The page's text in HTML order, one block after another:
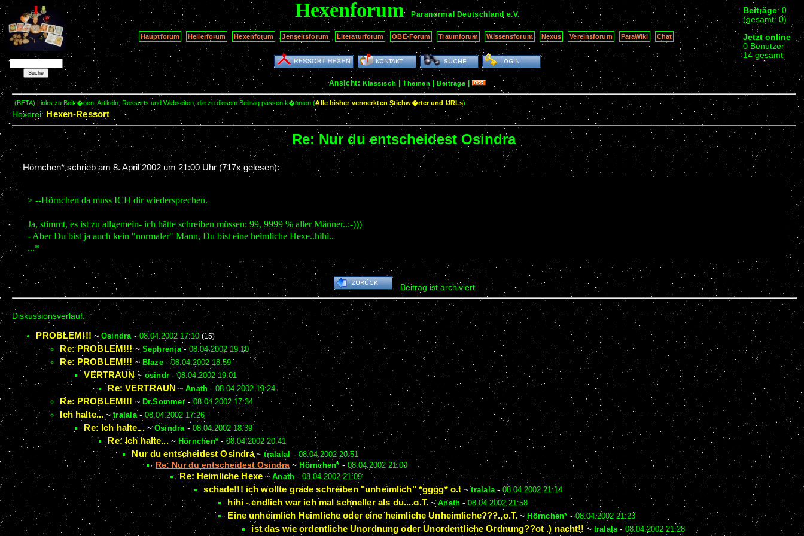
Beiträge: 0
(gesamt: 0)
Jetzt online
0 Benutzer
14 gesamt
Hexenforum Paranormal Deutschland e.V.
Hauptforum Heilerforum Hexenforum Jenseitsforum Literaturforum OBE-Forum Traumforum Wissensforum Nexus Vereinsforum ParaWiki Chat
Ansicht:Klassisch Themen |Beiträge |
(BETA) Links zu Beitr�gen, Artikeln, Ressorts und Webseiten, die zu diesem Beitrag passen k�nnten (Alle bisher vermerkten Stichw�rter und URLs):
Hexerei: Hexen-Ressort
Re: Nur du entscheidest Osindra
Hörnchen* schrieb am8. April 2002 um 21:00 Uhr (717x gelesen):
> --Hörnchen da muss ICH dir wiedersprechen.
Ja, stimmt, es ist zu allgemein- ich hätte schreiben müssen: 99, 9999 % aller Männer..:-)))
- Aber Du bist ja auch kein "normaler" Mann, Du bist eine heimliche Hexe..hihi..
...*
Beitrag ist archiviert
Diskussionsverlauf:
PROBLEM!!! ~ Osindra -08.04.2002 17:10 (15)
Re: PROBLEM!!! ~ Sephrenia-08.04.2002 19:10
Re: PROBLEM!!!~ Blaze-08.04.2002 18:59
VERTRAUN ~osindr -08.04.2002 19:01
Re: VERTRAUN ~Anath -08.04.2002 19:24
Re: PROBLEM!!! ~ Dr.Sommer-08.04.2002 17:34
Ich halte... ~tralala - 08.04.2002 17:26
Re: Ich halte...~ Osindra - 08.04.2002 18:39
Re: Ich halte...~ Hörnchen* -08.04.2002 20:41
Nur du entscheidest Osindra~tralalal - 08.04.2002 20:51
Re: Nur du entscheidest Osindra ~ Hörnchen* - 08.04.2002 21:00
Re: Heimliche Hexe~Anath -08.04.2002 21:09
schade!!! ich wollte grade schreiben "unheimlich" *gggg* o.t ~tralala -08.04.2002 21:14
hihi - endlich war ich mal schneller als du....o.T. ~Anath-08.04.2002 21:58
Eine unheimlich Heimliche oder eine heimliche Unheimliche???..o.T. ~ Hörnchen*-08.04.2002 21:23
ist das wie ordentliche Unordnung oder Unordentliche Ordnung??ot .) nacht!! ~ tralala -08.04.2002 21:28